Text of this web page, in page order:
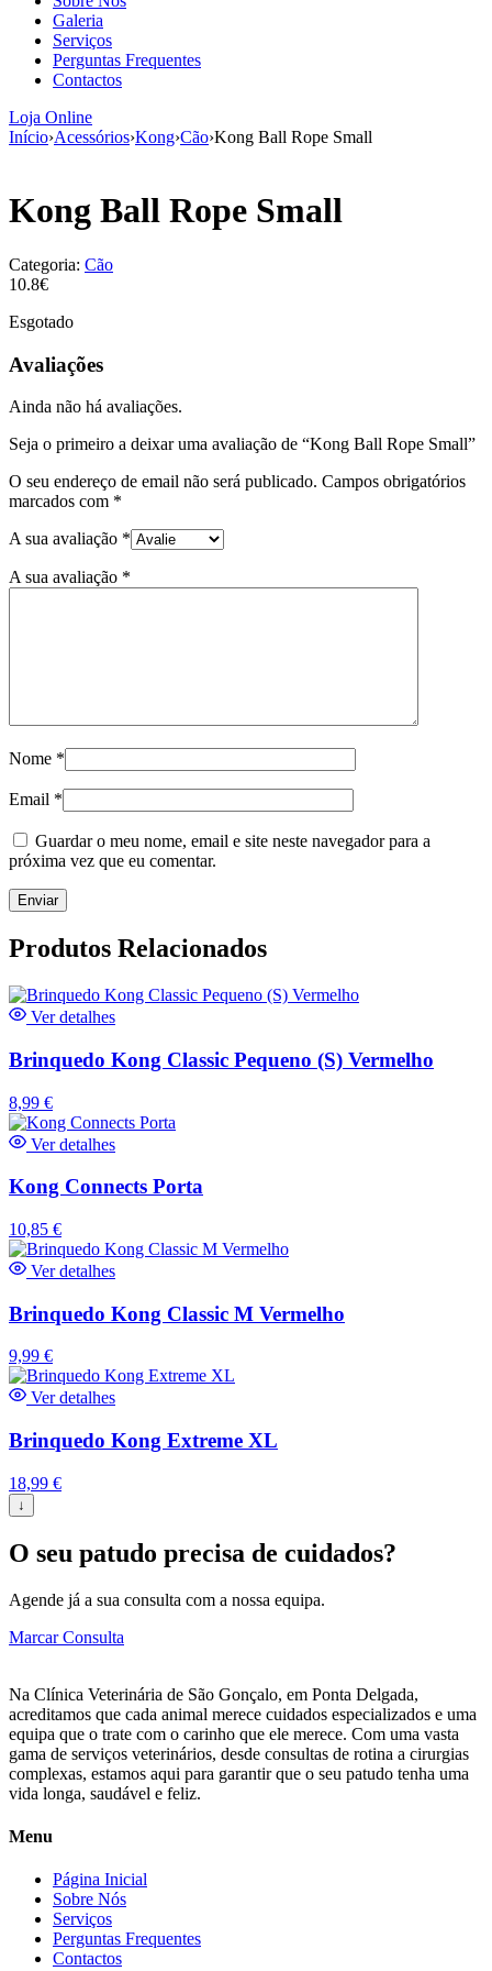
Galeria
Serviços
Perguntas Frequentes
Contactos
Loja Online
Início›Acessórios›Kong›Cão›Kong Ball Rope Small
Kong Ball Rope Small
Categoria: Cão
10.8€
Esgotado
Avaliações
Ainda não há avaliações.
Seja o primeiro a deixar uma avaliação de “Kong Ball Rope Small”
O seu endereço de email não será publicado. Campos obrigatórios
marcados com *
A sua avaliação *
A sua avaliação *
Nome *
Email *
Guardar o meu nome, email e site neste navegador para a
próxima vez que eu comentar.
Produtos Relacionados
Ver detalhes
Brinquedo Kong Classic Pequeno (S) Vermelho
8,99 €
Ver detalhes
Kong Connects Porta
10,85 €
Ver detalhes
Brinquedo Kong Classic M Vermelho
9,99 €
Ver detalhes
Brinquedo Kong Extreme XL
18,99 €
↓
O seu patudo precisa de cuidados?
Agende já a sua consulta com a nossa equipa.
Marcar Consulta
Na Clínica Veterinária de São Gonçalo, em Ponta Delgada,
acreditamos que cada animal merece cuidados especializados e uma
equipa que o trate com o carinho que ele merece. Com uma vasta
gama de serviços veterinários, desde consultas de rotina a cirurgias
complexas, estamos aqui para garantir que o seu patudo tenha uma
vida longa, saudável e feliz.
Menu
Página Inicial
Sobre Nós
Serviços
Perguntas Frequentes
Contactos
aumenta a
probabilidade
de ver
conteúdo e
ofertas